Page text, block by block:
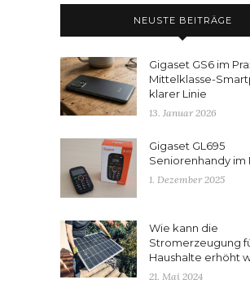
NEUSTE BEITRÄGE
Gigaset GS6 im
Mittelklasse-
klarer Linie
13. Januar 2026
Gigaset GL695
Seniorenhandy im
1. Dezember 2025
Wie kann die
Stromerzeugung
Haushalte erhöht
21. Mai 2024